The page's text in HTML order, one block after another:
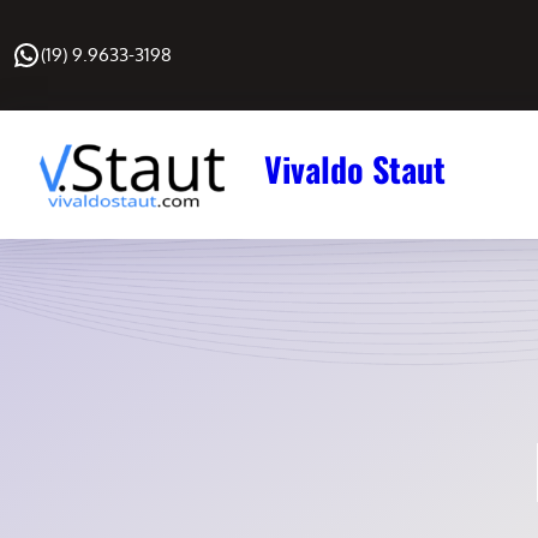
para
WhatsApp
(19) 9.9633-3198
Vivaldo Staut